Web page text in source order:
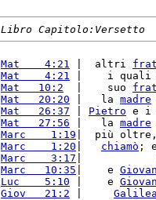
Libro Capitolo:Versetto
Mat    4:21 |  altri
Mat    4:21 |    i quali
Mat   10:2
  |    suo
Mat   20:20 |   la madre
Mat   26:37 Pietro e i
Mat   27:56 |   la madre
Marc    1:19 |  più
Marc    1:20 chiamò ;
Marc    3:17 |
Marc   10:35 |    e
Luc    5:10 |    e
Giov   21:2 Galilea